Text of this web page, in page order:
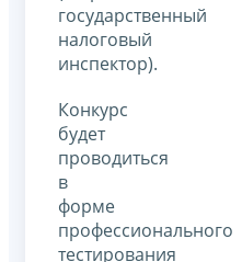
государственный
налоговый
инспектор).
Конкурс
будет
проводиться
в
форме
профессионального
тестирования